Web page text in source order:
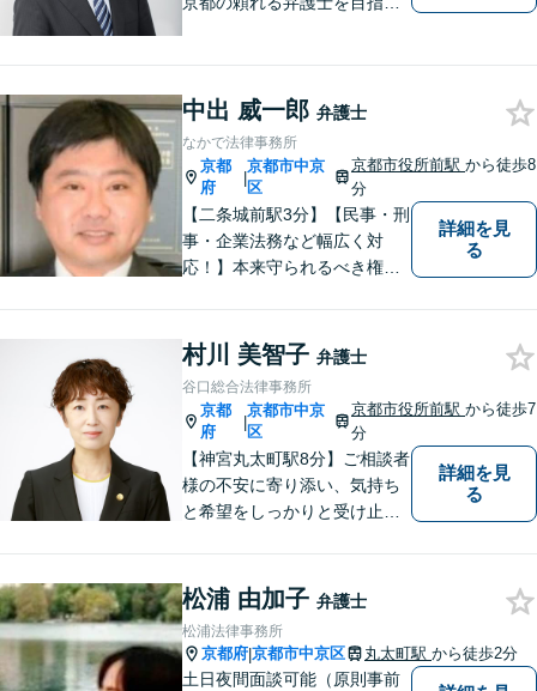
ます。
中出 威一郎 弁護士
なかで法律事務所
京都
府
|
京都市中京
区
京都市役所前駅から徒歩8
分
【二条城前駅3分】【民事・刑
事・企業法務など幅広く対
応！】本来守られるべき権
弁護してまいります。お一人
お一人の心情に寄り添いま
す。まずはご相談ください。
【完全個室】
詳細を見
る
村川 美智子 弁護士
谷口総合法律事務所
京都
府
|
京都市中京
区
京都市役所前駅から徒歩7
分
【神宮丸太町駅8分】ご相談者
様の不安に寄り添い、気持ち
と希望をしっかりと受け止め
う真摯にサポートします。ど
うぞお気軽にお話しくださ
い。【完全個室で相談可】
【地域密着型の法律事務所】
詳細を見
る
松浦 由加子 弁護士
松浦法律事務所
京都府|京都市中京区 丸太町駅 から徒歩2分
土日夜間面談可能（原則事前